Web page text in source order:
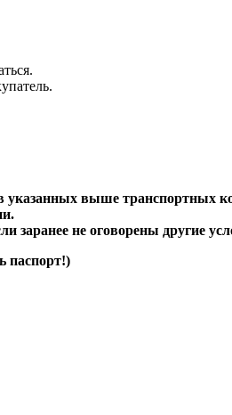
указанных выше транспортных
не оговорены другие
паспорт!)